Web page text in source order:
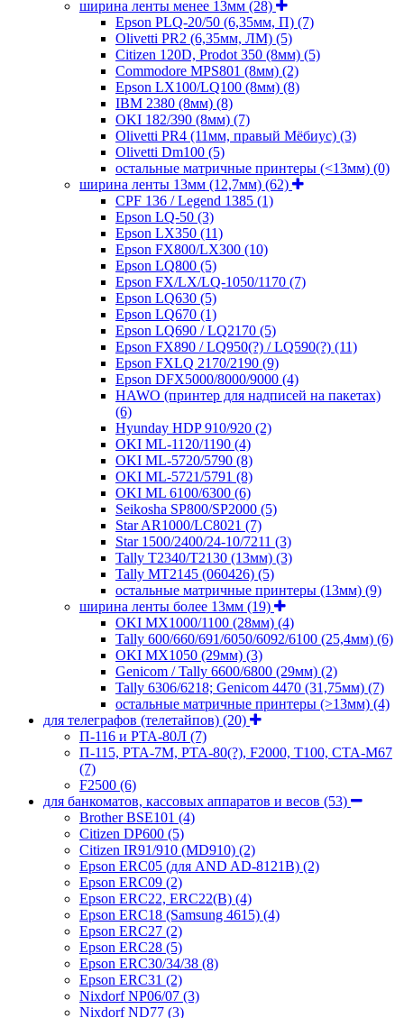
ширина ленты менее 13мм (28)
Epson PLQ-20/50 (6,35мм, П) (7)
Olivetti PR2 (6,35мм, ЛМ) (5)
Citizen 120D, Prodot 350 (8мм) (5)
Commodore MPS801 (8мм) (2)
Epson LX100/LQ100 (8мм) (8)
IBM 2380 (8мм) (8)
OKI 182/390 (8мм) (7)
Olivetti PR4 (11мм, правый Мёбиус) (3)
Olivetti Dm100 (5)
остальные матричные принтеры (<13мм) (0)
ширина ленты 13мм (12,7мм) (62)
CPF 136 / Legend 1385 (1)
Epson LQ-50 (3)
Epson LX350 (11)
Epson FX800/LX300 (10)
Epson LQ800 (5)
Epson FX/LX/LQ-1050/1170 (7)
Epson LQ630 (5)
Epson LQ670 (1)
Epson LQ690 / LQ2170 (5)
Epson FX890 / LQ950(?) / LQ590(?) (11)
Epson FXLQ 2170/2190 (9)
Epson DFX5000/8000/9000 (4)
HAWO (принтер для надписей на пакетах)
(6)
Hyunday HDP 910/920 (2)
OKI ML-1120/1190 (4)
OKI ML-5720/5790 (8)
OKI ML-5721/5791 (8)
OKI ML 6100/6300 (6)
Seikosha SP800/SP2000 (5)
Star AR1000/LC8021 (7)
Star 1500/2400/24-10/7211 (3)
Tally T2340/T2130 (13мм) (3)
Tally MT2145 (060426) (5)
остальные матричные принтеры (13мм) (9)
ширина ленты более 13мм (19)
OKI MX1000/1100 (28мм) (4)
Tally 600/660/691/6050/6092/6100 (25,4мм) (6)
OKI MX1050 (29мм) (3)
Genicom / Tally 6600/6800 (29мм) (2)
Tally 6306/6218; Genicom 4470 (31,75мм) (7)
остальные матричные принтеры (>13мм) (4)
для телеграфов (телетайпов) (20)
П-116 и РТА-80Л (7)
П-115, РТА-7М, РТА-80(?), F2000, T100, СТА-М67
(7)
F2500 (6)
для банкоматов, кассовых аппаратов и весов (53)
Brother BSE101 (4)
Citizen DP600 (5)
Citizen IR91/910 (MD910) (2)
Epson ERC05 (для AND AD-8121B) (2)
Epson ERC09 (2)
Epson ERC22, ERC22(B) (4)
Epson ERC18 (Samsung 4615) (4)
Epson ERC27 (2)
Epson ERC28 (5)
Epson ERC30/34/38 (8)
Epson ERC31 (2)
Nixdorf NP06/07 (3)
Nixdorf ND77 (3)